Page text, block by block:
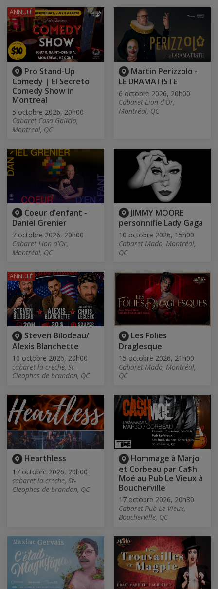
Pro Stand-Up
Comedy | El Secreto
Comedy Show in
Montreal
5 octobre 2026, 20h00
Cabaret Casa Galicia,
Montreal, QC
ANNULÉ
Martin Perizzolo -
LE DRAMATISTE
6 octobre 2026, 20h00
Cabaret Lion d'Or,
Montréal, QC
Coeur d'enfant -
Daniel Grenier
7 octobre 2026, 20h00
Cabaret Lion d'Or,
Montréal, QC
JIMMY MOORE
personnifie Lady Gaga
10 octobre 2026, 15h00
Cabaret Mado, Montréal,
QC
Steven Bilodeau/
Alexis Blanchette
10 octobre 2026, 20h00
cabaret la creche, St-
Cleophas de brandon, QC
ANNULÉ
Les Folies
Draglesque
15 octobre 2026, 21h00
Cabaret Mado, Montréal,
QC
Hearthless
17 octobre 2026, 20h00
cabaret la creche, St-
Cleophas de brandon, QC
Hommage à Marjo
et Corbeau par Ca$h
Moé au Pub Le Vieux à
Boucherville
17 octobre 2026, 20h30
Cabaret Pub Le Vieux,
Boucherville, QC